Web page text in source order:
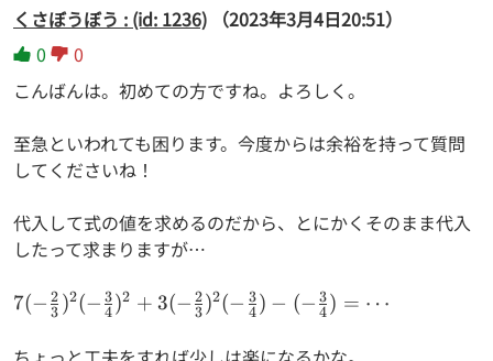
くさぼうぼう : (id: 1236)
（2023年3月4日20:51）
0
0
こんばんは。初めての方ですね。よろしく。
至急といわれても困ります。今度からは余裕を持って質問
してくださいね！
代入して式の値を求めるのだから、とにかくそのまま代入
したって求まりますが…
7(-\frac{2}
{3})^2(-
\frac{3}
7(− 3
2 )2(− 4
3)2 + 3(− 3
2)2(− 4
3 ) − (− 4
3) = ⋯